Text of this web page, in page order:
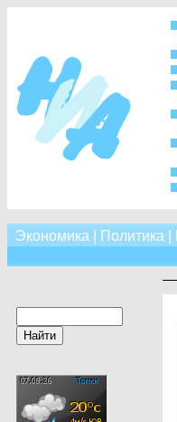
Экономика Политика